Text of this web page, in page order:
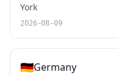
York
2026-08-09
🇩🇪Germany